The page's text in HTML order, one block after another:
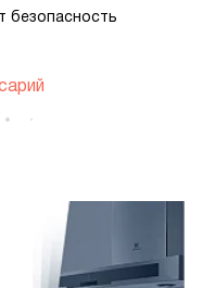
безопасность